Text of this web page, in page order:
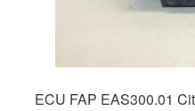
ECU FAP EAS300.01